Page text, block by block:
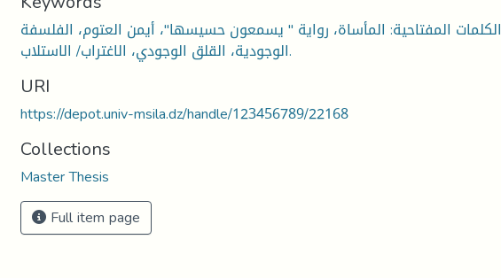
الكلمات المفتاحية: المأساة، رواية " يسمعون حسيسها"، أيمن العتوم، الفلسفة
الوجودية، القلق الوجودي، الاغتراب/ الاستلاب.
URI
https://depot.univ-msila.dz/handle/123456789/22168
Collections
Master Thesis
Full item page